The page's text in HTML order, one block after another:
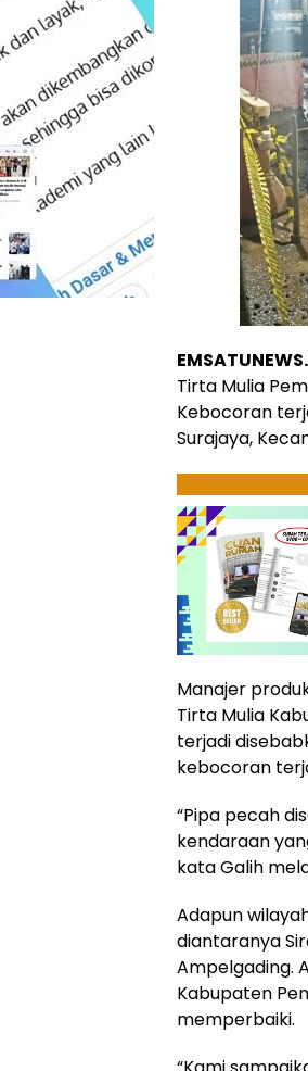
Tirta Mulia
Kebocoran
Surajaya,
Manajer
Tirta Mulia
terjadi
kebocoran
“Pipa pecah
kendaraan
kata Galih
Adapun
diantaranya
Ampelgading.
Kabupaten
memperbaiki.